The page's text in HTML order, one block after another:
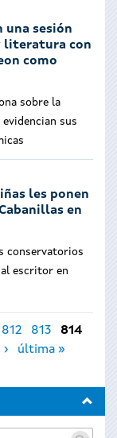
una sesión
literatura con
como
sobre la
sus
les ponen
en
conservatorios
escritor en
812 813
814
última »